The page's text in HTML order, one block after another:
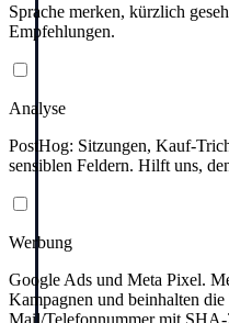
Sprache merken, kürzlich
Empfehlungen.
Analyse
PostHog: Sitzungen, Kauf-
sensiblen Feldern. Hilft uns,
Werbung
Google Ads und Meta Pixel.
Kampagnen und beinhalten
Mail/Telefonnummer mit SHA-